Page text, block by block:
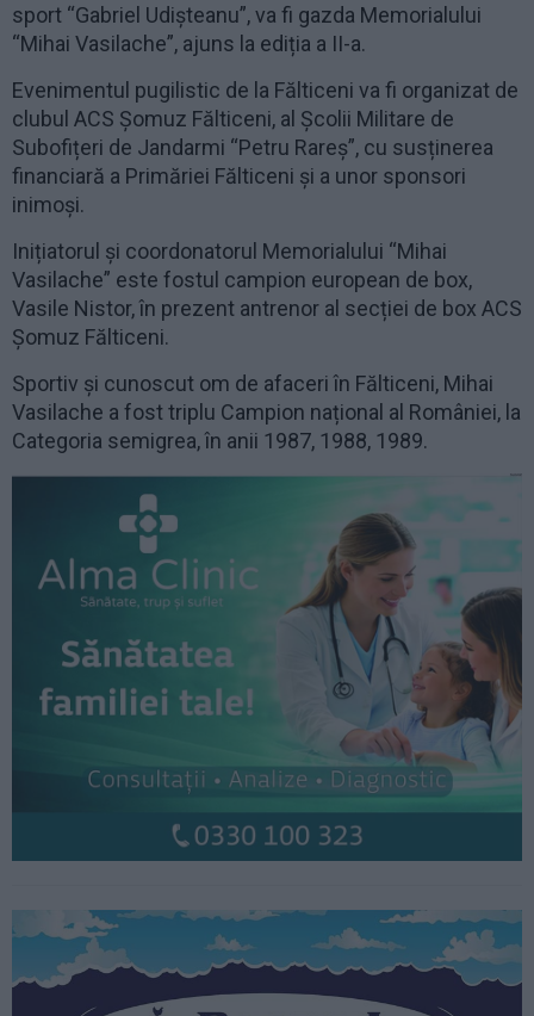
sport “Gabriel Udișteanu”, va fi gazda Memorialului
“Mihai Vasilache”, ajuns la ediția a II-a.
Evenimentul pugilistic de la Fălticeni va fi organizat de
clubul ACS Șomuz Fălticeni, al Școlii Militare de
Subofițeri de Jandarmi “Petru Rareș”, cu susținerea
financiară a Primăriei Fălticeni și a unor sponsori
inimoși.
Inițiatorul și coordonatorul Memorialului “Mihai
Vasilache” este fostul campion european de box,
Vasile Nistor, în prezent antrenor al secției de box ACS
Șomuz Fălticeni.
Sportiv și cunoscut om de afaceri în Fălticeni, Mihai
Vasilache a fost triplu Campion național al României, la
Categoria semigrea, în anii 1987, 1988, 1989.